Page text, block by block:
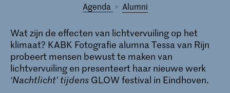
Agenda alumni
Wat zijn de effecten van lichtvervuiling op het
klimaat? KABK Fotografie alumna Tessa van Rijn
probeert mensen bewust te maken van
lichtvervuiling en presenteert haar nieuwe werk
‘Nachtlicht’ tijdens GLOW festival in Eindhoven.